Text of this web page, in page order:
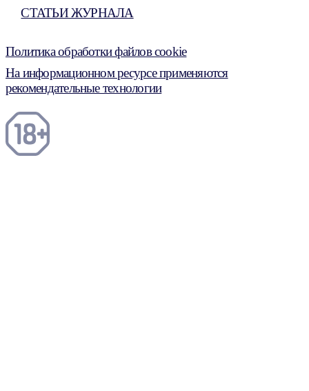
СТАТЬИ ЖУРНАЛА
Политика обработки файлов cookie
На информационном ресурсе применяются
рекомендательные технологии